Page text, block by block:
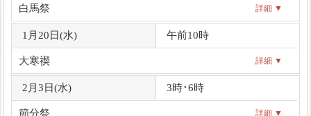
白馬祭 詳細 ▼
1月20日(水) 午前10時
大寒禊 詳細 ▼
2月3日(水) 3時･6時
節分祭 詳細 ▼